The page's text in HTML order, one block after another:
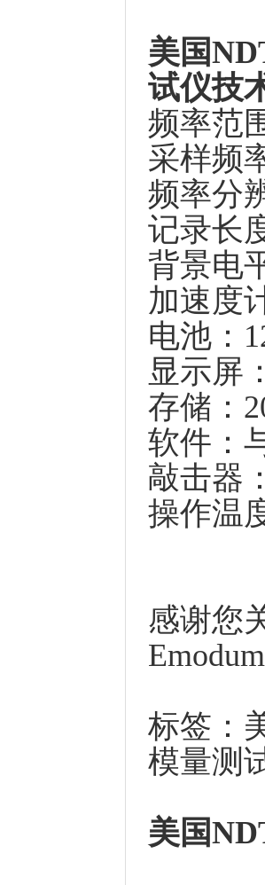
美国
试仪技
频率范
采样频
频率分
记录长
背景电
加速度
电池：
显示屏
存储：
软件：
敲击器
操作温
感谢您
标签：
模量测
美国